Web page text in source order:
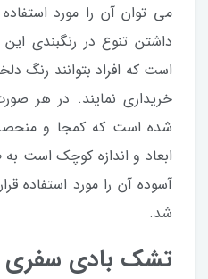
می توان آن را مورد
داشتن تنوع در رنگبندی
است که افراد بتوانند رنگ
خریداری نمایند. در هر
شده است که کمجا و
ابعاد و اندازه کوچک است
آسوده آن را مورد استفاده
شد.
تشک بادی سفری